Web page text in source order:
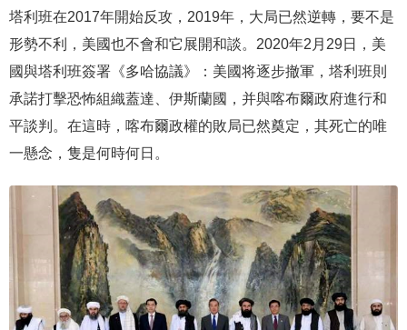
塔利班在2017年開始反攻，2019年，大局已然逆轉，要不是
形勢不利，美國也不會和它展開和談。2020年2月29日，美
國與塔利班簽署《多哈協議》：美國将逐步撤軍，塔利班則
承諾打擊恐怖組織蓋達、伊斯蘭國，并與喀布爾政府進行和
平談判。在這時，喀布爾政權的敗局已然奠定，其死亡的唯
一懸念，隻是何時何日。